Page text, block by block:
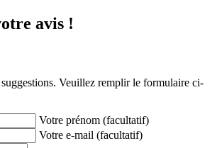
avis !
Veuillez remplir le formulaire ci-
Votre prénom (facultatif)
Votre e-mail (facultatif)